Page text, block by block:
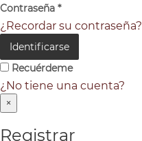
Contraseña *
¿Recordar su contraseña?
Identificarse
Recuérdeme
¿No tiene una cuenta?
×
Registrar